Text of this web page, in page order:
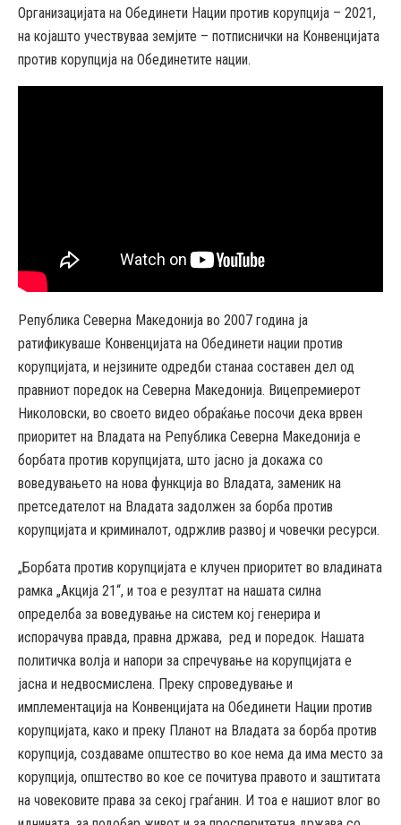
Организацијата на Обединети Нации против корупција – 2021,
на којашто учествуваа земјите – потписнички на Конвенцијата
против корупција на Обединетите нации.
Република Северна Македонија во 2007 година ја
ратификуваше Конвенцијата на Обединети нации против
корупцијата, и нејзините одредби станаа составен дел од
правниот поредок на Северна Македонија. Вицепремиерот
Николовски, во своето видео обраќање посочи дека врвен
приоритет на Владата на Република Северна Македонија е
борбата против корупцијата, што јасно ја докажа со
воведувањето на нова функција во Владата, заменик на
претседателот на Владата задолжен за борба против
корупцијата и криминалот, одржлив развој и човечки ресурси.
„Борбата против корупцијата е клучен приоритет во владината
рамка „Акција 21“, и тоа е резултат на нашата силна
определба за воведување на систем кој генерира и
испорачува правда, правна држава, ред и поредок. Нашата
политичка волја и напори за спречување на корупцијата е
јасна и недвосмислена. Преку спроведување и
имплементација на Конвенцијата на Обединети Нации против
корупцијата, како и преку Планот на Владата за борба против
корупција, создаваме општество во кое нема да има место за
корупција, општество во кое се почитува правото и заштитата
на човековите права за секој граѓанин. И тоа е нашиот влог во